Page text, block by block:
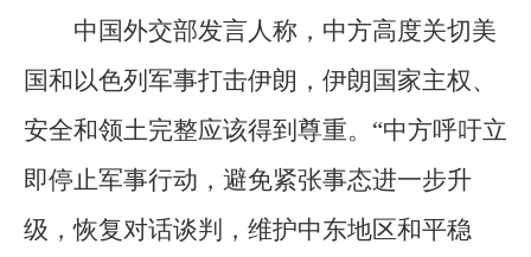
中国外交部发言人称，中方高度关切美
国和以色列军事打击伊朗，伊朗国家主权、
安全和领土完整应该得到尊重。“中方呼吁立
即停止军事行动，避免紧张事态进一步升
级，恢复对话谈判，维护中东地区和平稳